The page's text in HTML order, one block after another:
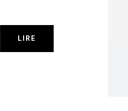
LIRE